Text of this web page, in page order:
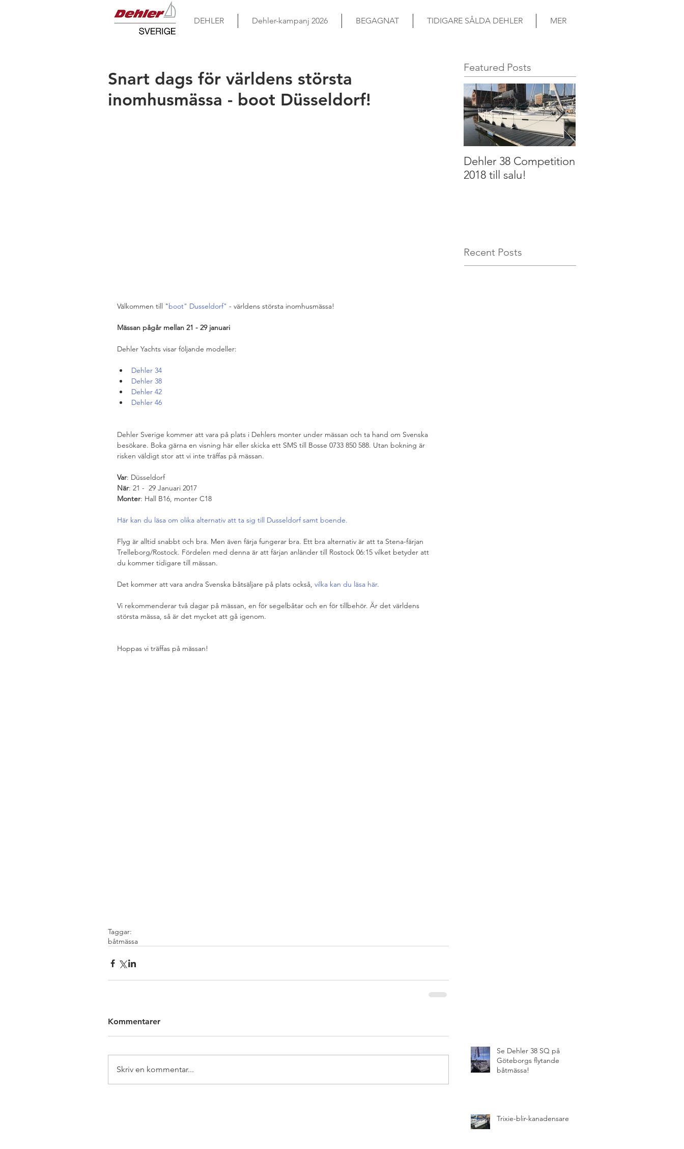
DEHLER Dehler-kampanj 2026 BEGAGNAT TIDIGARE SÅLDA DEHLER MER
Snart dags för världens största
inomhusmässa - boot Düsseldorf!
Välkommen till "boot" Dusseldorf" - världens största inomhusmässa!
Mässan pågår mellan 21 - 29 januari
Dehler Yachts visar följande modeller:
Dehler 34
Dehler 38
Dehler 42
Dehler 46
Dehler Sverige kommer att vara på plats i Dehlers monter under mässan och ta hand om Svenska
besökare. Boka gärna en visning här eller skicka ett SMS till Bosse 0733 850 588. Utan bokning är
risken väldigt stor att vi inte träffas på mässan.
Var: Düsseldorf
När: 21 -  29 Januari 2017
Monter: Hall B16, monter C18
Här kan du läsa om olika alternativ att ta sig till Dusseldorf samt boende.
Flyg är alltid snabbt och bra. Men även färja fungerar bra. Ett bra alternativ är att ta Stena-färjan
Trelleborg/Rostock. Fördelen med denna är att färjan anländer till Rostock 06:15 vilket betyder att
du kommer tidigare till mässan.
Det kommer att vara andra Svenska båtsäljare på plats också, vilka kan du läsa här.
Vi rekommenderar två dagar på mässan, en för segelbåtar och en för tillbehör. Är det världens
största mässa, så är det mycket att gå igenom.
Hoppas vi träffas på mässan!
Taggar:
båtmässa
Kommentarer
Skriv en kommentar...
Featured Posts
Dehler 38 Competition
2018 till salu!
Recent Posts
Se Dehler 38 SQ på
Göteborgs flytande
båtmässa!
Trixie-blir-kanadensare